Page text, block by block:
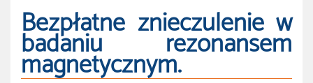
Bezpłatne znieczulenie w
badaniu rezonansem
magnetycznym.